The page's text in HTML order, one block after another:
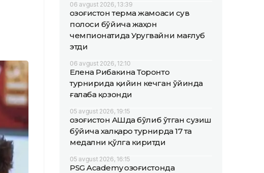
06 avgust 2026, 13:39
Қозоғистон терма жамоаси сув
полоси бўйича жаҳон
чемпионатида Уругвайни мағлуб
этди
06 avgust 2026, 12:10
Елена Рибакина Торонто
турнирида қийин кечган ўйинда
ғалаба қозонди
05 avgust 2026, 19:15
Қозоғистон АҚШда бўлиб ўтган сузиш
бўйича халқаро турнирда 17 та
медални қўлга киритди
05 avgust 2026, 16:15
PSG Academy Қозоғистонда